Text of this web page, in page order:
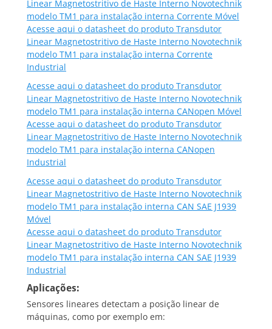
Linear Magnetostritivo de Haste Interno Novotechnik
modelo TM1 para instalação interna Corrente Móvel
Acesse aqui o datasheet do produto Transdutor
Linear Magnetostritivo de Haste Interno Novotechnik
modelo TM1 para instalação interna Corrente
Industrial
Acesse aqui o datasheet do produto Transdutor
Linear Magnetostritivo de Haste Interno Novotechnik
modelo TM1 para instalação interna CANopen Móvel
Acesse aqui o datasheet do produto Transdutor
Linear Magnetostritivo de Haste Interno Novotechnik
modelo TM1 para instalação interna CANopen
Industrial
Acesse aqui o datasheet do produto Transdutor
Linear Magnetostritivo de Haste Interno Novotechnik
modelo TM1 para instalação interna CAN SAE J1939
Móvel
Acesse aqui o datasheet do produto Transdutor
Linear Magnetostritivo de Haste Interno Novotechnik
modelo TM1 para instalação interna CAN SAE J1939
Industrial
Aplicações:
Sensores lineares detectam a posição linear de
máquinas, como por exemplo em: